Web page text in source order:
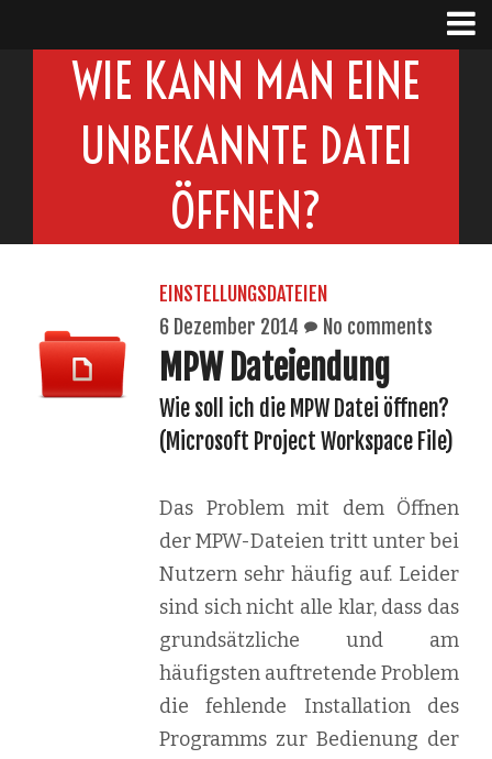
WIE KANN MAN EINE
UNBEKANNTE DATEI
ÖFFNEN?
EINSTELLUNGSDATEIEN
6 Dezember 2014
No comments
MPW Dateiendung
Wie soll ich die MPW Datei öffnen?
(Microsoft Project Workspace File)
Das Problem mit dem Öffnen
der MPW-Dateien tritt unter bei
Nutzern sehr häufig auf. Leider
sind sich nicht alle klar, dass das
grundsätzliche und am
häufigsten auftretende Problem
die fehlende Installation des
Programms zur Bedienung der